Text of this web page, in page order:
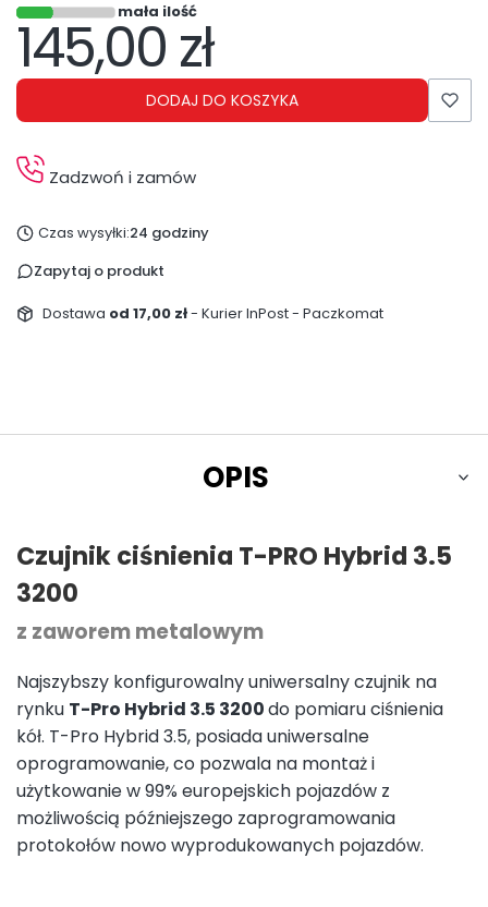
mała ilość
Cena
145,00 zł
DODAJ DO KOSZYKA
Zadzwoń i zamów
Czas wysyłki:24 godziny
Zapytaj o produkt
Dostawa od 17,00 zł- Kurier InPost - Paczkomat
OPIS
Czujnik ciśnienia T-PRO Hybrid 3.5
3200
z zaworem metalowym
Najszybszy konfigurowalny uniwersalny czujnik na
rynku T-Pro Hybrid 3.5 3200do pomiaru ciśnienia
kół. T-Pro Hybrid 3.5, posiada uniwersalne
oprogramowanie, co pozwala na montaż i
użytkowanie w 99% europejskich pojazdów z
możliwością późniejszego zaprogramowania
protokołów nowo wyprodukowanych pojazdów.